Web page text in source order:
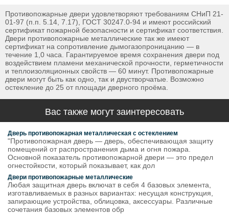
Противопожарные двери удовлетворяют требованиям СНиП 21-
01-97 (п.п. 5.14, 7.17), ГОСТ 30247.0-94 и имеют российский
сертификат пожарной безопасности и сертификат соответствия.
Двери противопожарные металлические так же имеют
сертификат на сопротивление дымогазопроницанию — в
течение 1,0 часа. Гарантируемое время сохранения двери под
воздействием пламени механической прочности, герметичности
и теплоизоляционных свойств — 60 минут. Противопожарные
двери могут быть как одно, так и двустворчатые. Возможно
остекление до 25 от площади дверного проёма.
Вас также могут заинтересовать
Дверь противопожарная металлическая с остеклением
"Противопожарная дверь — дверь, обеспечивающая защиту
помещений от распространения дыма и огня пожара.
Основной показатель противопожарной двери — это предел
огнестойкости, который показывает, как дол
Двери противопожарные металлические
Любая защитная дверь включат в себя 4 базовых элемента,
изготавливаемых в разных вариантах: несущая конструкция,
запирающие устройства, облицовка, аксессуары. Различные
сочетания базовых элементов обр